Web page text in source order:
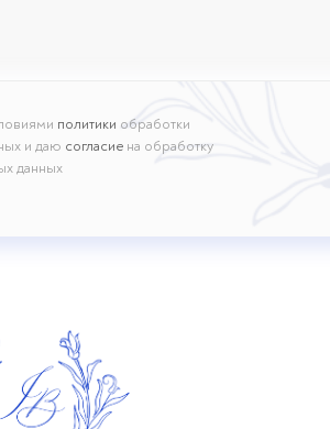
политики обработки
и даю согласие на обработку
данных